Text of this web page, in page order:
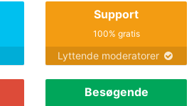
Support
100% gratis
Lyttende moderatorer
Besøgende